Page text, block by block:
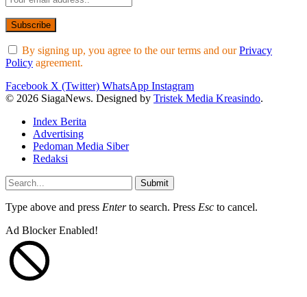
By signing up, you agree to the our terms and ourPrivacy
Policy agreement.
Facebook X (Twitter) WhatsApp Instagram
© 2026 SiagaNews. Designed by Tristek Media Kreasindo.
Index Berita
Advertising
Pedoman Media Siber
Redaksi
Submit
Type above and press Enterto search. Press Esc to cancel.
Ad Blocker Enabled!